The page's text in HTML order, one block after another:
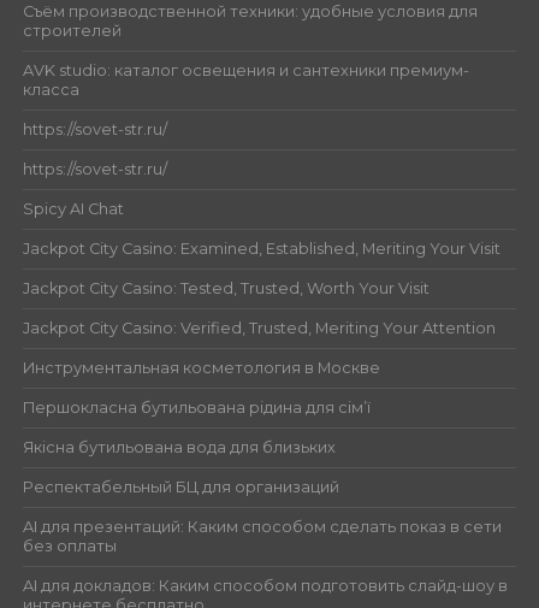
Съём производственной техники: удобные условия для
строителей
AVK studio: каталог освещения и сантехники премиум-
класса
https://sovet-str.ru/
https://sovet-str.ru/
Spicy AI Chat
Jackpot City Casino: Examined, Established, Meriting Your Visit
Jackpot City Casino: Tested, Trusted, Worth Your Visit
Jackpot City Casino: Verified, Trusted, Meriting Your Attention
Инструментальная косметология в Москве
Першокласна бутильована рідина для сім’ї
Якісна бутильована вода для близьких
Респектабельный БЦ для организаций
AI для презентаций: Каким способом сделать показ в сети
без оплаты
AI для докладов: Каким способом подготовить слайд-шоу в